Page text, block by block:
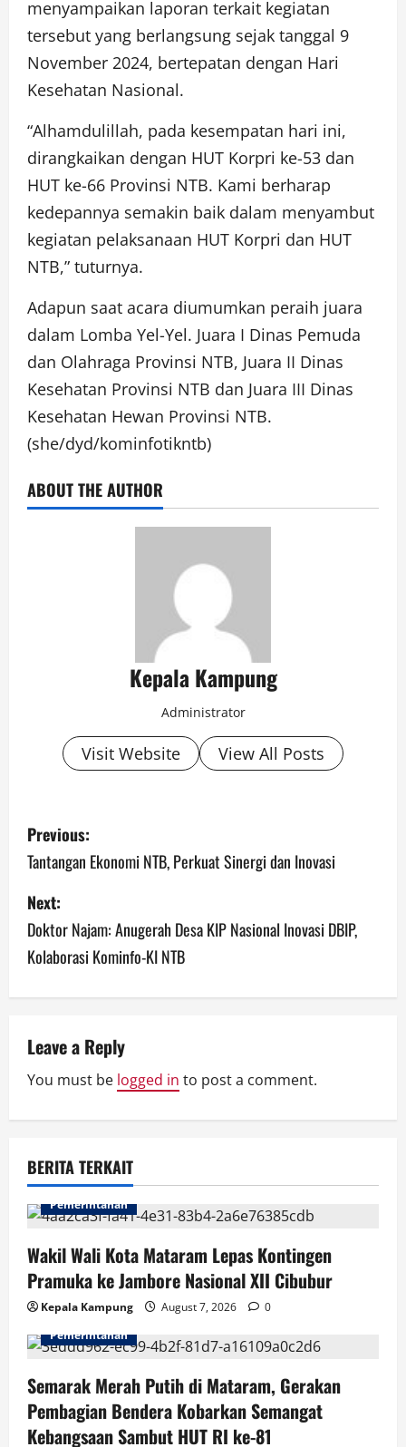
menyampaikan laporan terkait kegiatan
tersebut yang berlangsung sejak tanggal 9
November 2024, bertepatan dengan Hari
Kesehatan Nasional.
“Alhamdulillah, pada kesempatan hari ini,
dirangkaikan dengan HUT Korpri ke-53 dan
HUT ke-66 Provinsi NTB. Kami berharap
kedepannya semakin baik dalam menyambut
kegiatan pelaksanaan HUT Korpri dan HUT
NTB,” tuturnya.
Adapun saat acara diumumkan peraih juara
dalam Lomba Yel-Yel. Juara I Dinas Pemuda
dan Olahraga Provinsi NTB, Juara II Dinas
Kesehatan Provinsi NTB dan Juara III Dinas
Kesehatan Hewan Provinsi NTB.
(she/dyd/kominfotikntb)
ABOUT THE AUTHOR
Kepala Kampung
Administrator
Visit Website View All Posts
P
o
s
t
n
v
i
g
a
t
i
o
n
Previous:
Tantangan Ekonomi NTB, Perkuat Sinergi dan Inovasi
Next:
Doktor Najam: Anugerah Desa KIP Nasional Inovasi DBIP,
Kolaborasi Kominfo-KI NTB
Leave a Reply
You must be logged in to post a comment.
BERITA TERKAIT
Pemerintahan
Wakil Wali Kota Mataram Lepas Kontingen
Pramuka ke Jambore Nasional XII Cibubur
Kepala Kampung August 7, 2026
0
Pemerintahan
Semarak Merah Putih di Mataram, Gerakan
Pembagian Bendera Kobarkan Semangat
Kebangsaan Sambut HUT RI ke-81